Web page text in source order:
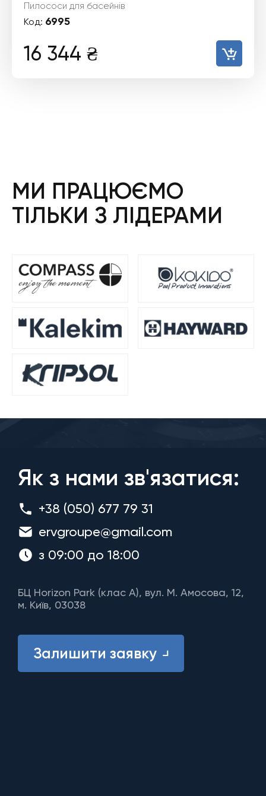
Пилососи для басейнів
Код: 6995
16 344 ₴
МИ ПРАЦЮЄМО
ТІЛЬКИ З ЛІДЕРАМИ
Як з нами зв'язатися:
+38 (050) 677 79 31
ervgroupe@gmail.com
з 09:00 до 18:00
БЦ Horizon Park (клас A), вул. М. Амосова, 12,
м. Київ, 03038
Залишити заявку